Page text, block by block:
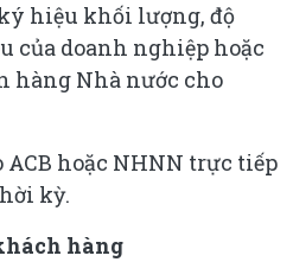
hiệu khối lượng, độ
của doanh nghiệp hoặc
hàng Nhà nước cho
hoặc NHNN trực tiếp
kỳ.
hàng